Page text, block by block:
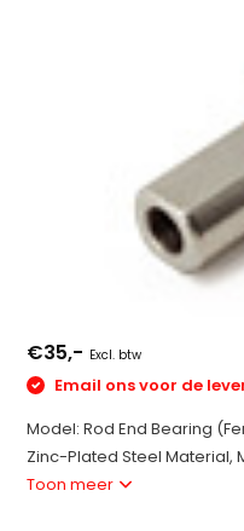
€35,- Excl. btw
Email ons voor de
Model: Rod End Bearing
Zinc-Plated Steel Material,
Toon meer